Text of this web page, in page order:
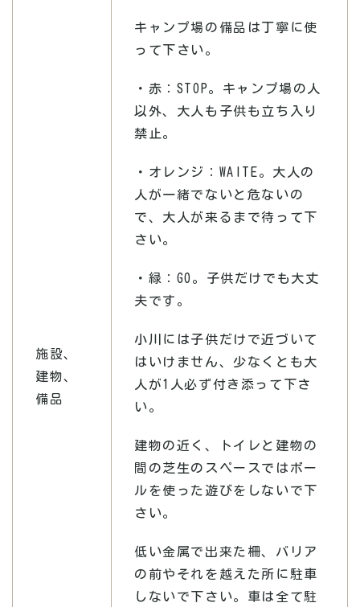
施設、
建物、
備品
キャンプ場の備品は丁寧に使
って下さい。
・赤：STOP。キャンプ場の人
以外、大人も子供も立ち入り
禁止。
・オレンジ：WAITE。大人の
人が一緒でないと危ないの
で、大人が来るまで待って下
さい。
・緑：GO。子供だけでも大丈
夫です。
小川には子供だけで近づいて
はいけません、少なくとも大
人が1人必ず付き添って下さ
い。
建物の近く、トイレと建物の
間の芝生のスペースではボー
ルを使った遊びをしないで下
さい。
低い金属で出来た柵、バリア
の前やそれを越えた所に駐車
しないで下さい。車は全て駐